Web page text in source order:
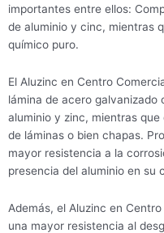
importantes entre ellos:
de aluminio y cinc, mientras
químico puro.
El Aluzinc en Centro
lámina de acero galvanizado
aluminio y zinc, mientras
de láminas o bien chapas.
mayor resistencia a la
presencia del aluminio en su
Además, el Aluzinc en
una mayor resistencia al